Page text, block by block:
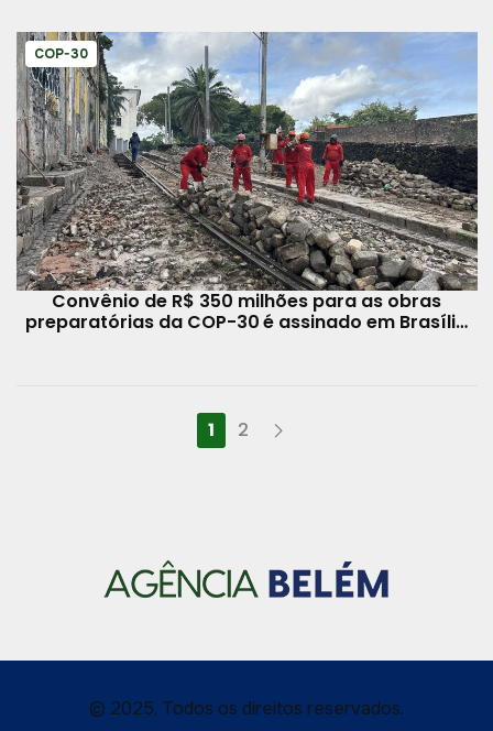
COP-30
Convênio de R$ 350 milhões para as obras
preparatórias da COP-30 é assinado em Brasília
1 2
© 2025, Todos os direitos reservados.